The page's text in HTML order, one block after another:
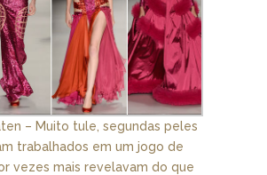
– Muito tule, segundas peles
trabalhados em um jogo de
vezes mais revelavam do que